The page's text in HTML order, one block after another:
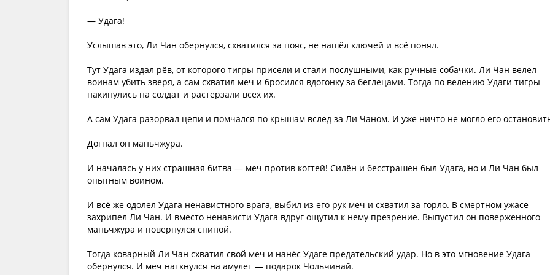
— Удага!
Услышав это, Ли Чан обернулся, схватился за пояс, не нашёл ключей и всё понял.
Тут Удага издал рёв, от которого тигры присели и стали послушными, как ручные собачки. Ли Чан велел
воинам убить зверя, а сам схватил меч и бросился вдогонку за беглецами. Тогда по велению Удаги тигры
накинулись на солдат и растерзали всех их.
А сам Удага разорвал цепи и помчался по крышам вслед за Ли Чаном. И уже ничто не могло его
Догнал он маньчжура.
И началась у них страшная битва — меч против когтей! Силён и бесстрашен был Удага, но и Ли Чан был
опытным воином.
И всё же одолел Удага ненавистного врага, выбил из его рук меч и схватил за горло. В смертном ужасе
захрипел Ли Чан. И вместо ненависти Удага вдруг ощутил к нему презрение. Выпустил он поверженного
маньчжура и повернулся спиной.
Тогда коварный Ли Чан схватил свой меч и нанёс Удаге предательский удар. Но в это мгновение Удага
обернулся. И меч наткнулся на амулет — подарок Чольчинай.